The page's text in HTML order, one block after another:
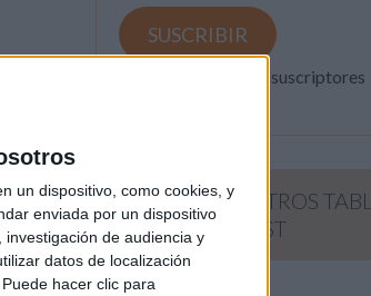
un dispositivo, como cookies, y
enviada por un dispositivo
de audiencia y
datos de localización
hacer clic para
email
SUSCRIBIR
Únete a otros 371K suscriptores
SIGUE NUESTROS
EN PINTEREST